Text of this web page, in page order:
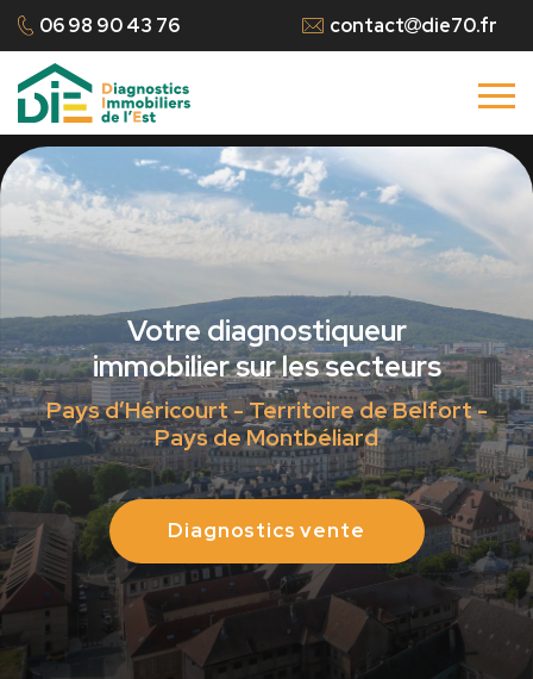
06 98 90 43 76 contact die70.fr
Votre diagnostiqueur
immobilier sur les secteurs
Pays d’Héricourt - Territoire de Belfort -
Pays de Montbéliard
Diagnostics vente